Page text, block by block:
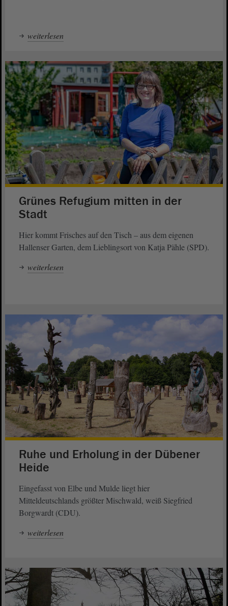
weiterlesen
Grünes Refugium mitten in der
Stadt
Hier kommt Frisches auf den Tisch – aus dem eigenen
Hallenser Garten, dem Lieblingsort von Katja Pähle (SPD).
weiterlesen
Ruhe und Erholung in der Dübener
Heide
Eingefasst von Elbe und Mulde liegt hier
Mitteldeutschlands größter Mischwald, weiß Siegfried
Borgwardt (CDU).
weiterlesen